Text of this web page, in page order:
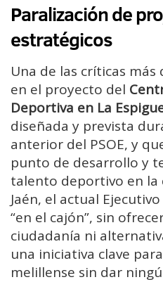
Paralización de
estratégicos
Una de las críticas
en el proyecto del
Deportiva en La
diseñada y prevista
anterior del PSOE, y
punto de desarrollo y
talento deportivo en la
Jaén, el actual
“en el cajón”, sin
ciudadanía ni
una iniciativa clave
melillense sin dar